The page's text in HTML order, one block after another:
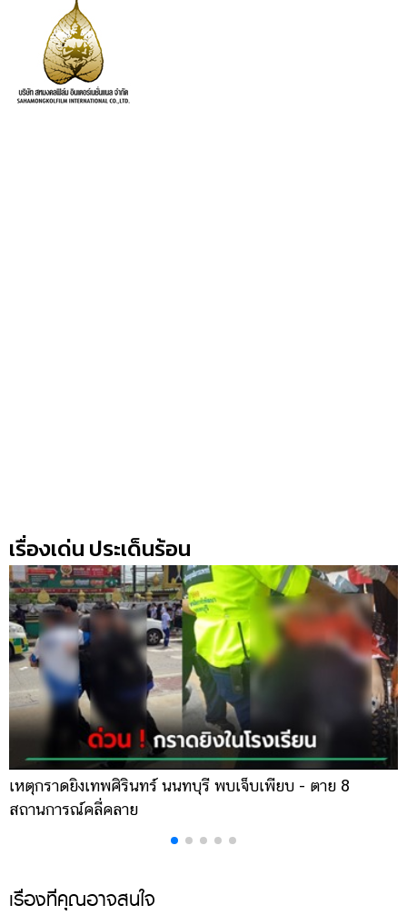
เรื่องเด่น ประเด็นร้อน
เหตุกราดยิงเทพศิรินทร์ นนทบุรี พบเจ็บเพียบ - ตาย 8
สถานการณ์คลี่คลาย
เรื่องที่คุณอาจสนใจ